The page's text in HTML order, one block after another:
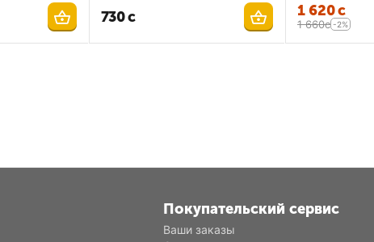
‍730‍с 1 620с
1 660с -2%
Покупательский сервис
Ваши заказы